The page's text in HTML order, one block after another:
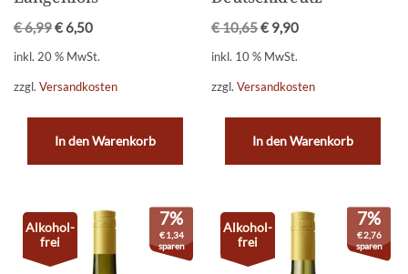
€6,99€6,50
inkl. 20 % MwSt.
zzgl. Versandkosten
In den Warenkorb
€10,65€ 9,90
inkl. 10 % MwSt.
zzgl.Versandkosten
In den Warenkorb
Alkohol-
frei
7%
€1,34
sparen
Alkohol-
frei
7%
€2,76
sparen